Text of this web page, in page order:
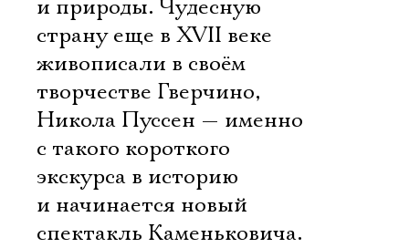
и природы. Чудесную
страну еще в XVII веке
живописали в своём
творчестве Гверчино,
Никола Пуссен — именно
с такого короткого
экскурса в историю
и начинается новый
спектакль Каменьковича.